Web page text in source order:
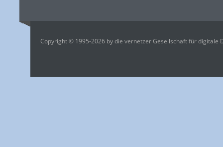
Copyright © 1995-2026 by die vernetzer Gesellschaft für digitale